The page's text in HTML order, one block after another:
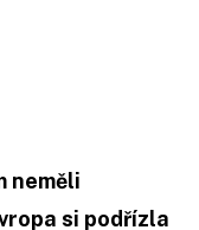
neměli
si podřízla